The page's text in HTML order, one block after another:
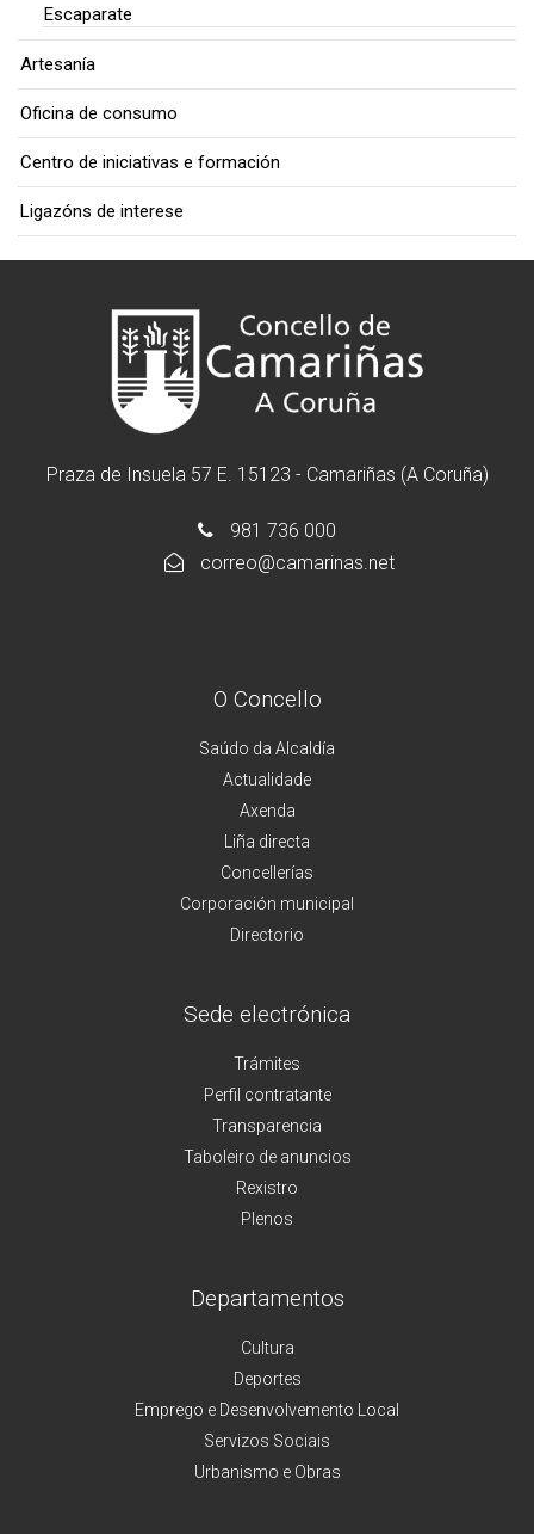
Escaparate
Artesanía
Oficina de consumo
Centro de iniciativas e formación
Ligazóns de interese
Praza de Insuela 57 E. 15123 - Camariñas (A Coruña)
981 736 000
correo@camarinas.net
O Concello
Saúdo da Alcaldía
Actualidade
Axenda
Liña directa
Concellerías
Corporación municipal
Directorio
Sede electrónica
Trámites
Perfil contratante
Transparencia
Taboleiro de anuncios
Rexistro
Plenos
Departamentos
Cultura
Deportes
Emprego e Desenvolvemento Local
Servizos Sociais
Urbanismo e Obras